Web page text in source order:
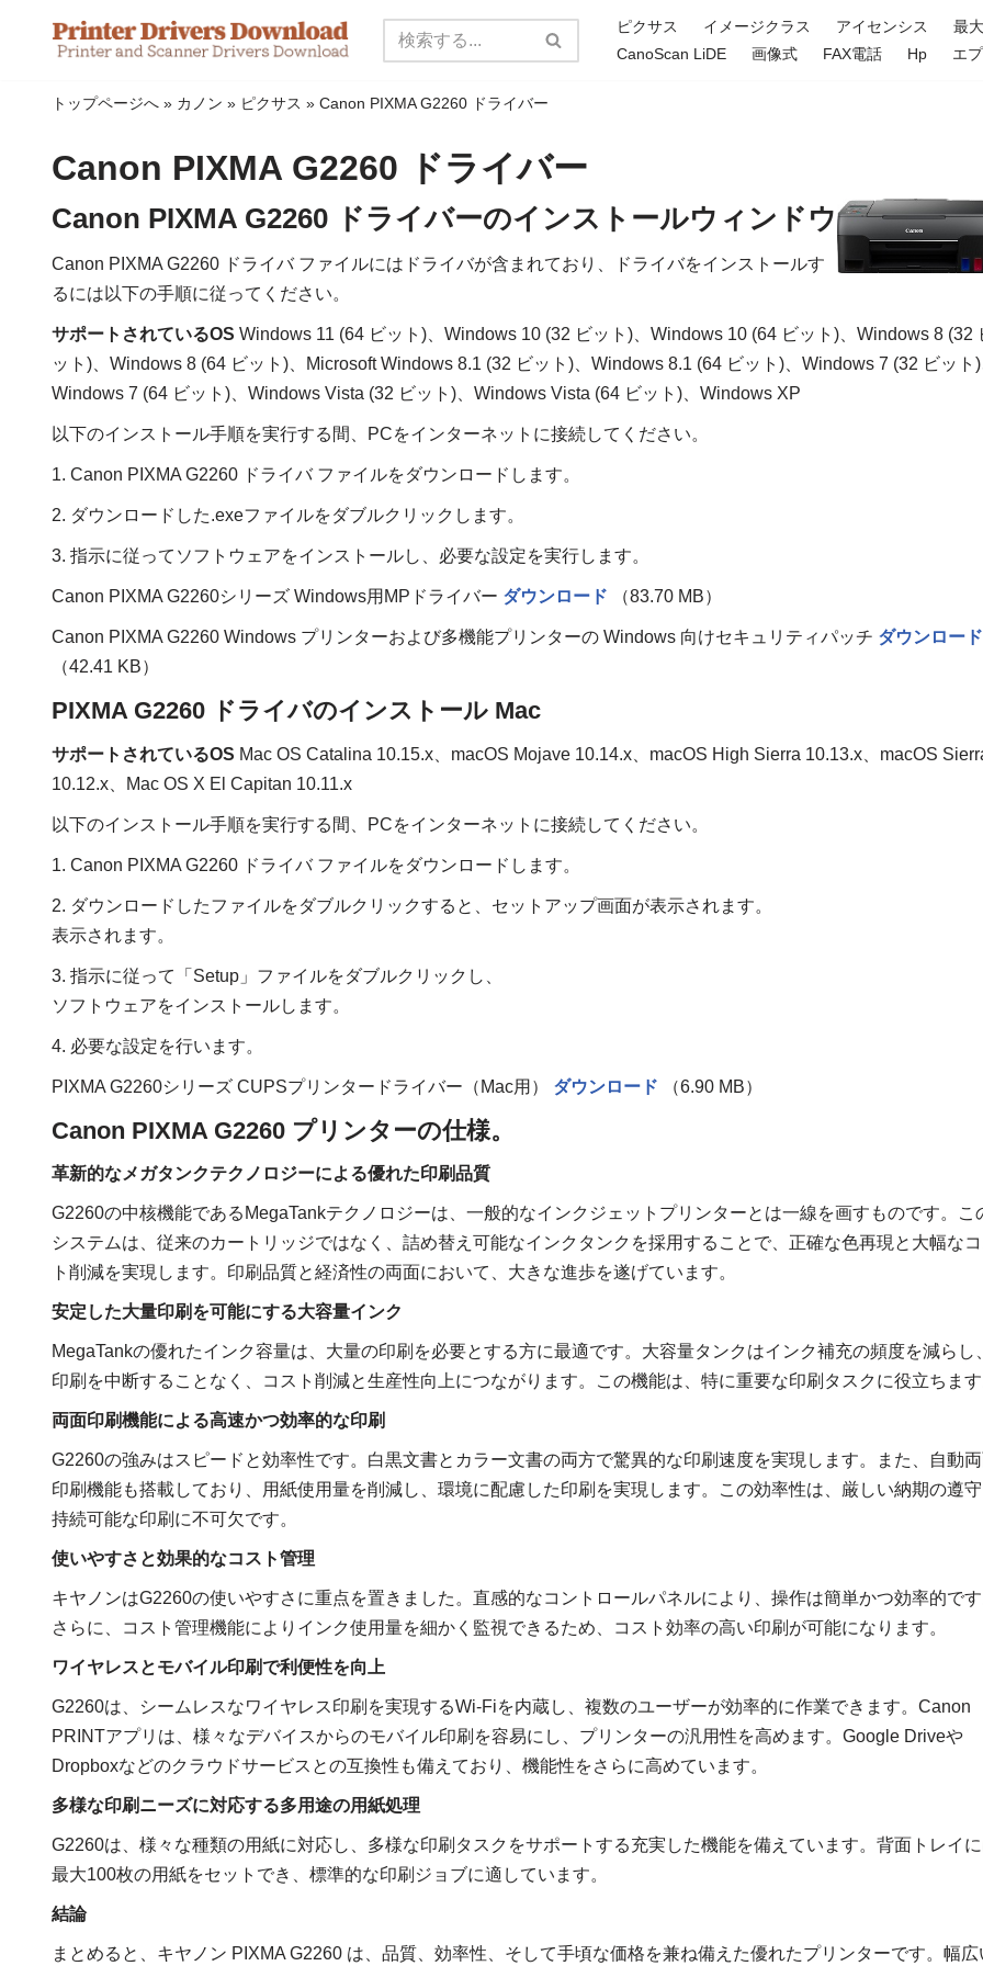
ピクサス イメージクラス アイセンシス 最
CanoScan LiDE
画像式 FAX電話 Hp エ
トップページへ » カノン » ピクサス » Canon PIXMA G2260 ドライバー
Canon PIXMA G2260 ドライバー
Canon PIXMA G2260 ドライバーのインストールウィンドウ
Canon PIXMA G2260 ドライバ ファイルにはドライバが含まれており、ドライバをインストールす
るには以下の手順に従ってください。
サポートされているOS Windows 11 (64 ビット)、Windows 10 (32 ビット)、Windows 10 (64 ビット)、Windows 8 (32
ット)、Windows 8 (64 ビット)、Microsoft Windows 8.1 (32 ビット)、Windows 8.1 (64 ビット)、Windows 7 (32 ビット)
Windows 7 (64 ビット)、Windows Vista (32 ビット)、Windows Vista (64 ビット)、Windows XP
以下のインストール手順を実行する間、PCをインターネットに接続してください。
1. Canon PIXMA G2260 ドライバ ファイルをダウンロードします。
2. ダウンロードした.exeファイルをダブルクリックします。
3. 指示に従ってソフトウェアをインストールし、必要な設定を実行します。
Canon PIXMA G2260シリーズ Windows用MPドライバー ダウンロード （83.70 MB）
Canon PIXMA G2260 Windows プリンターおよび多機能プリンターの Windows 向けセキュリティパッチ ダウンロード
（42.41 KB）
PIXMA G2260 ドライバのインストール Mac
サポートされているOS Mac OS Catalina 10.15.x、macOS Mojave 10.14.x、macOS High Sierra 10.13.x、macOS
10.12.x、Mac OS X El Capitan 10.11.x
以下のインストール手順を実行する間、PCをインターネットに接続してください。
1. Canon PIXMA G2260 ドライバ ファイルをダウンロードします。
2. ダウンロードしたファイルをダブルクリックすると、セットアップ画面が表示されます。
表示されます。
3. 指示に従って「Setup」ファイルをダブルクリックし、
ソフトウェアをインストールします。
4. 必要な設定を行います。
PIXMA G2260シリーズ CUPSプリンタードライバー（Mac用） ダウンロード （6.90 MB）
Canon PIXMA G2260 プリンターの仕様。
革新的なメガタンクテクノロジーによる優れた印刷品質
G2260の中核機能であるMegaTankテクノロジーは、一般的なインクジェットプリンターとは一線を画すものです。こ
システムは、従来のカートリッジではなく、詰め替え可能なインクタンクを採用することで、正確な色再現と大幅なコ
ト削減を実現します。印刷品質と経済性の両面において、大きな進歩を遂げています。
安定した大量印刷を可能にする大容量インク
MegaTankの優れたインク容量は、大量の印刷を必要とする方に最適です。大容量タンクはインク補充の頻度を減らし、
印刷を中断することなく、コスト削減と生産性向上につながります。この機能は、特に重要な印刷タスクに役立ちます
両面印刷機能による高速かつ効率的な印刷
G2260の強みはスピードと効率性です。白黒文書とカラー文書の両方で驚異的な印刷速度を実現します。また、自動
印刷機能も搭載しており、用紙使用量を削減し、環境に配慮した印刷を実現します。この効率性は、厳しい納期の遵守
持続可能な印刷に不可欠です。
使いやすさと効果的なコスト管理
キヤノンはG2260の使いやすさに重点を置きました。直感的なコントロールパネルにより、操作は簡単かつ効率的です
さらに、コスト管理機能によりインク使用量を細かく監視できるため、コスト効率の高い印刷が可能になります。
ワイヤレスとモバイル印刷で利便性を向上
G2260は、シームレスなワイヤレス印刷を実現するWi-Fiを内蔵し、複数のユーザーが効率的に作業できます。Canon
PRINTアプリは、様々なデバイスからのモバイル印刷を容易にし、プリンターの汎用性を高めます。Google Driveや
Dropboxなどのクラウドサービスとの互換性も備えており、機能性をさらに高めています。
多様な印刷ニーズに対応する多用途の用紙処理
G2260は、様々な種類の用紙に対応し、多様な印刷タスクをサポートする充実した機能を備えています。背面トレイ
最大100枚の用紙をセットでき、標準的な印刷ジョブに適しています。
結論
まとめると、キヤノン PIXMA G2260 は、品質、効率性、そして手頃な価格を兼ね備えた優れたプリンターです。幅広